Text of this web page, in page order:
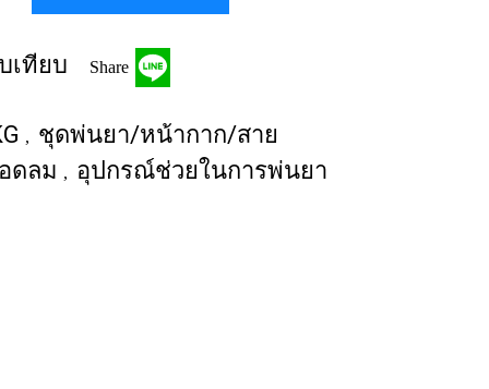
เทียบ Share
, ชุดพ่นยา/หน้ากาก/สาย
ดลม , อุปกรณ์ช่วยในการพ่นยา